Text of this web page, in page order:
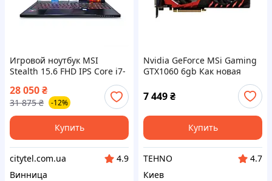
Игровой ноутбук MSI
Stealth 15.6 FHD IPS Core i7-
SSD512GB Nvidia GeForce
GTX1060 6GB
28 050₴
31 875 ₴ -12%
Купить
citytel.com.ua
4.9
Винница
Nvidia GeForce MSi Gaming
GTX1060 6gb Как новая
7 449₴
Купить
TEHNO
4.7
Киев